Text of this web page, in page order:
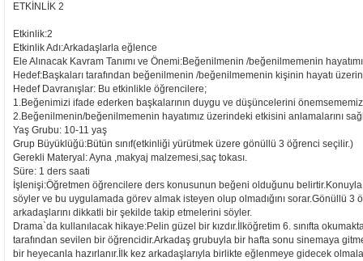
ETKİNLİK 2
Etkinlik:2
Etkinlik Adı:Arkadaşlarla eğlence
Ele Alınacak Kavram Tanımı ve Önemi:Beğenilmenin /beğenilmemenin
Hedef:Başkaları tarafından beğenilmenin /beğenilmemenin kişinin hayatı
Hedef Davranışlar: Bu etkinlikle öğrencilere;
1.Beğenimizi ifade ederken başkalarının duygu ve düşüncelerini
2.Beğenilmenin/beğenilmemenin hayatımız üzerindeki etkisini anlamalarını
Yaş Grubu: 10-11 yaş
Grup Büyüklüğü:Bütün sınıf(etkinliği yürütmek üzere gönüllü 3 öğrenci seçilir.)
Gerekli Materyal: Ayna ,makyaj malzemesi,saç tokası.
Süre: 1 ders saati
İşlenişi:Öğretmen öğrencilere ders konusunun beğeni olduğunu
söyler ve bu uygulamada görev almak isteyen olup olmadığını sorar.Gönüllü
arkadaşlarını dikkatli bir şekilde takip etmelerini söyler.
Drama`da kullanılacak hikaye:Pelin güzel bir kızdır.İlköğretim 6. sınıfta
tarafından sevilen bir öğrencidir.Arkadaş grubuyla bir hafta sonu sinemaya
bir heyecanla hazırlanır.İlk kez arkadaşlarıyla birlikte eğlenmeye gidecek